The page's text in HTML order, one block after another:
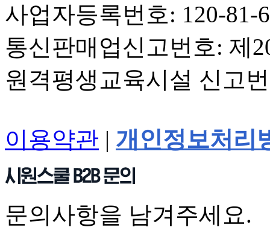
사업자등록번호: 120-81-
통신판매업신고번호: 제
원격평생교육시설 신고
이용약관 | 개인정보처리
문의사항을 남겨주세요.